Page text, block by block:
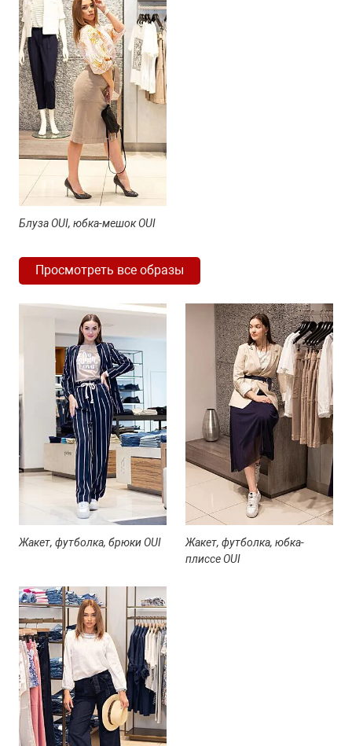
Блуза OUI, юбка-мешок OUI
Просмотреть все образы
Жакет, футболка, брюки OUI
Жакет, футболка, юбка-
плиссе OUI